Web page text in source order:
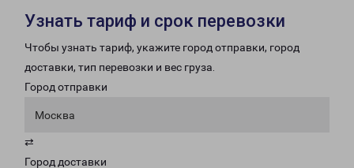
Узнать тариф и срок перевозки
Чтобы узнать тариф, укажите город отправки, город
доставки, тип перевозки и вес груза.
Город отправки
Москва
⇄
Город доставки